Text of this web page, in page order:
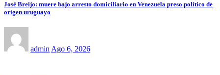
José Breijo: muere bajo arresto domiciliario en Venezuela preso político de
origen uruguayo
admin Ago 6, 2026